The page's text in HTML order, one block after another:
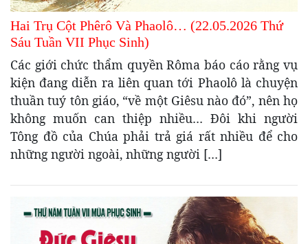
Hai Trụ Cột Phêrô Và Phaolô… (22.05.2026 Thứ
Sáu Tuần VII Phục Sinh)
Các giới chức thẩm quyền Rôma báo cáo rằng vụ
kiện đang diễn ra liên quan tới Phaolô là chuyện
thuần tuý tôn giáo, “về một Giêsu nào đó”, nên họ
không muốn can thiệp nhiều… Đôi khi người
Tông đồ của Chúa phải trả giá rất nhiều để cho
những người ngoài, những người […]